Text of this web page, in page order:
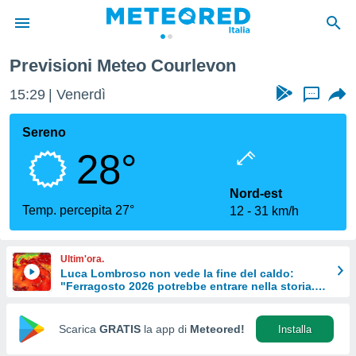
di
per
le
di
Web
Previsioni Meteo Courlevon
15:29 Venerdì ...
Sereno
28°
Temp. percepita 27°
Nord-est
12
31 km/h
Ultim'ora.
Luca Lombroso non vede la fine del caldo:
"Ferragosto 2026 potrebbe entrare nella storia.
Scarica GRATIS la app di Meteored! Installa